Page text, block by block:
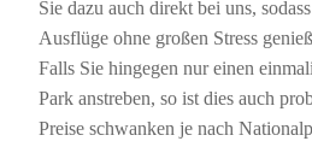
Sie dazu auch direkt bei uns,
Ausflüge ohne großen Stress
Falls Sie hingegen nur einen
Park anstreben, so ist dies auch
Preise schwanken je nach